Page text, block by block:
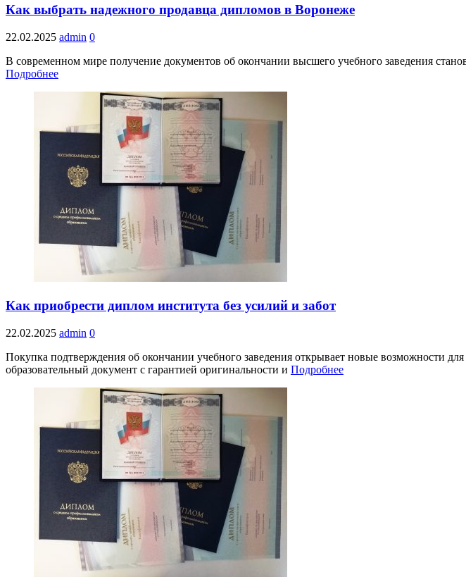
Как выбрать надежного продавца дипломов в Воронеже
22.02.2025 admin 0
В современном мире получение документов об окончании высшего учебного заведения
Подробнее
Как приобрести диплом института без усилий и забот
22.02.2025 admin 0
Покупка подтверждения об окончании учебного заведения открывает новые возможности
образовательный документ с гарантией оригинальности и Подробнее